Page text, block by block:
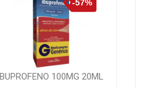
IBUPROFENO 100MG 20ML